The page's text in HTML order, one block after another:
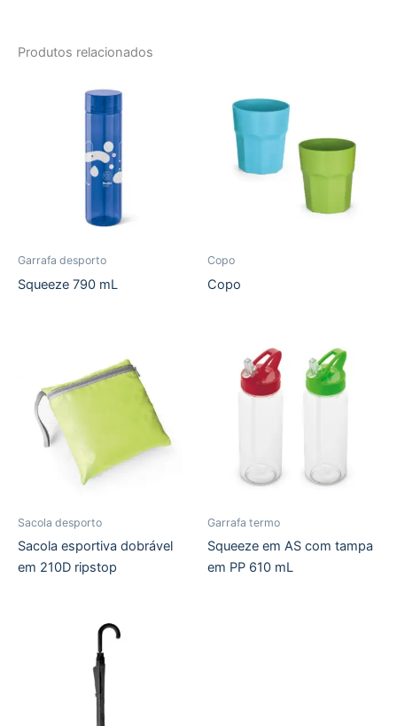
Produtos relacionados
Garrafa desporto
Squeeze 790 mL
Copo
Copo
Sacola desporto
Sacola esportiva dobrável
em 210D ripstop
Garrafa termo
Squeeze em AS com tampa
em PP 610 mL